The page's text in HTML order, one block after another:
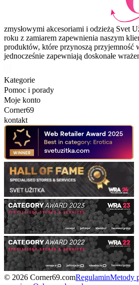
zmysłowymi akcesoriami i odzieżą Svet
roku z zamiarem zapewnienia naszym
produktów, które przynoszą przyjemność
jednocześnie zapewniają doskonałe
Kategorie
Pomoc i porady
Moje konto
Corner69
kontakt
© 2026 Corner69.comRegulaminMetody